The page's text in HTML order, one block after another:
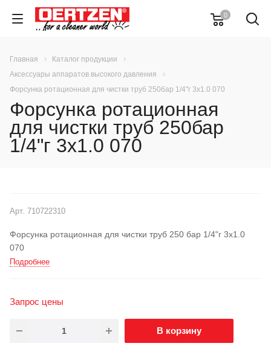
0
Главная
Каталог продукции
Аксессуары аппаратов высокого давления
Форсунка ротационная для чистки труб 250бар 1/4"г 3х1.0 070
Форсунка ротационная
для чистки труб 250бар
1/4"г 3х1.0 070
Арт. 710722310
Форсунка ротационная для чистки труб 250 бар 1/4"г 3х1.0
070
Подробнее
Запрос цены
В корзину